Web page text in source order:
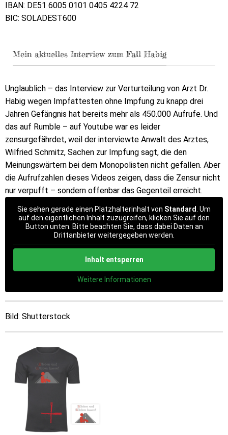
IBAN: DE51 6005 0101 0405 4224 72
BIC: SOLADEST600
Mein aktuelles Interview zum Fall Habig
Unglaublich – das Interview zur Verturteilung von Arzt Dr.
Habig wegen Impfattesten ohne Impfung zu knapp drei
Jahren Gefängnis hat bereits mehr als 450.000 Aufrufe. Und
das auf Rumble – auf Youtube war es leider
zensurgefährdet, weil der interviewte Anwalt des Arztes,
Wilfried Schmitz, Sachen zur Impfung sagt, die den
Meinungswärtern bei dem Monopolisten nicht gefallen. Aber
die Aufrufzahlen dieses Videos zeigen, dass die Zensur nicht
nur verpufft – sondern offenbar das Gegenteil erreicht.
Sie sehen gerade einen Platzhalterinhalt von Standard . Um
auf den eigentlichen Inhalt zuzugreifen, klicken Sie auf den
Button unten. Bitte beachten Sie, dass dabei Daten an
Drittanbieter weitergegeben werden.
Inhalt entsperren
Weitere Informationen
Bild: Shutterstock